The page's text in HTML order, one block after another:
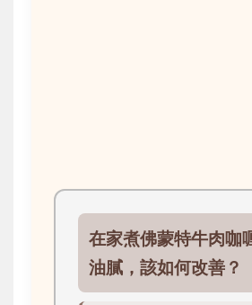
在家煮佛蒙特牛肉咖
油膩，該如何改善？